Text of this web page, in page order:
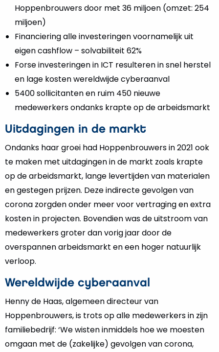
Hoppenbrouwers door met 36 miljoen (omzet: 254
miljoen)
Financiering alle investeringen voornamelijk uit
eigen cashflow – solvabiliteit 62%
Forse investeringen in ICT resulteren in snel herstel
en lage kosten wereldwijde cyberaanval
5400 sollicitanten en ruim 450 nieuwe
medewerkers ondanks krapte op de arbeidsmarkt
Uitdagingen in de markt
Ondanks haar groei had Hoppenbrouwers in 2021 ook
te maken met uitdagingen in de markt zoals krapte
op de arbeidsmarkt, lange levertijden van materialen
en gestegen prijzen. Deze indirecte gevolgen van
corona zorgden onder meer voor vertraging en extra
kosten in projecten. Bovendien was de uitstroom van
medewerkers groter dan vorig jaar door de
overspannen arbeidsmarkt en een hoger natuurlijk
verloop.
Wereldwijde cyberaanval
Henny de Haas, algemeen directeur van
Hoppenbrouwers, is trots op alle medewerkers in zijn
familiebedrijf: ‘We wisten inmiddels hoe we moesten
omgaan met de (zakelijke) gevolgen van corona,